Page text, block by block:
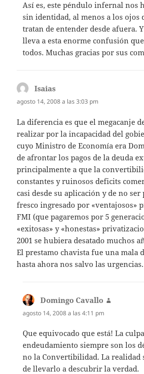
Así es, este péndulo infernal nos
sin identidad, al menos a los ojos
tratan de entender desde afuera.
lleva a esta enorme confusión
todos. Muchas gracias por sus
Isaias
agosto 14, 2008 a las 3:03 pm
La diferencia es que el megacanje
realizar por la incapacidad del
cuyo Ministro de Economía era
de afrontar los pagos de la deuda
principalmente a que la
constantes y ruinosos deficits
casi desde su aplicación y de no
fresco ingresado por «ventajosos»
FMI (que pagaremos por 5
«exitosas» y «honestas»
2001 se hubiera desatado muchos
El prestamo chavista fue una mala
hasta ahora nos salvo las urgencias.
Domingo Cavallo
agosto 14, 2008 a las 4:11 pm
Que equivocado que está! La
endeudamiento siempre son los
no la Convertibilidad. La realidad
de llevarlo a descubrir la verdad.